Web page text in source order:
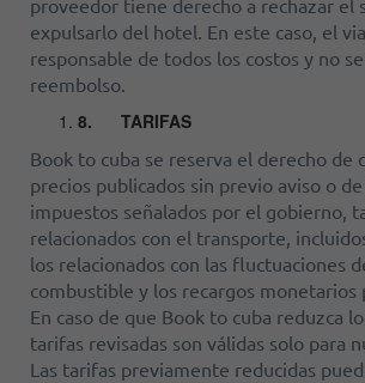
expulsarlo del hotel. En este caso, el
responsable de todos los costos y no
reembolso.
8. TARIFAS
Book to cuba se reserva el derecho de
precios publicados sin previo aviso o
impuestos señalados por el gobierno,
relacionados con el transporte,
los relacionados con las fluctuaciones
combustible y los recargos monetarios
En caso de que Book to cuba reduzca
tarifas revisadas son válidas solo para
Las tarifas previamente reducidas